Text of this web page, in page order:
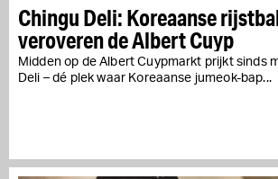
Chingu Deli: Koreaanse
veroveren de Albert Cuyp
Midden op de Albert Cuypmarkt prijkt sinds
Deli – dé plek waar Koreaanse jumeok-bap...